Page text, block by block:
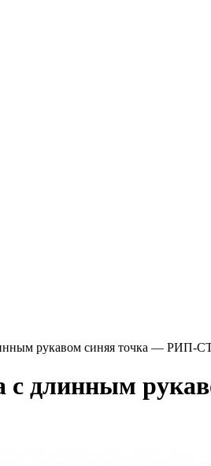
рукавом синяя точка — РИП-
с длинным